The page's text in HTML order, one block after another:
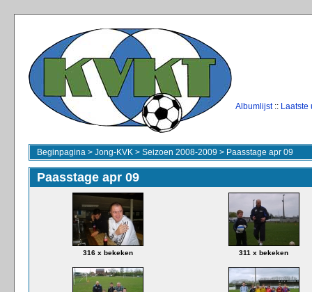
Albumlijst:: Laatste
Beginpagina > Jong-KVK > Seizoen 2008-2009 > Paasstage apr 09
Paasstage apr 09
316 x bekeken 311 x bekeken